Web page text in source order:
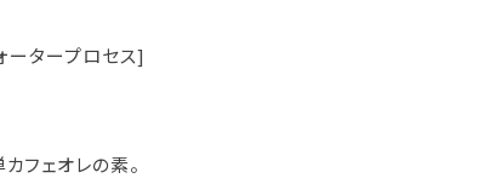
ータープロセス]
フェオレの素。